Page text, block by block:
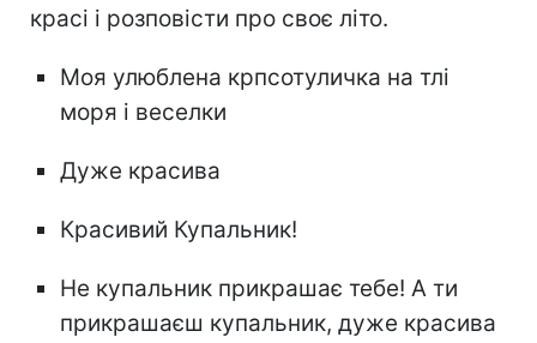
красі і розповісти про своє літо.
Моя улюблена крпсотуличка на тлі
моря і веселки
Дуже красива
Красивий Купальник!
Не купальник прикрашає тебе! А ти
прикрашаєш купальник, дуже красива